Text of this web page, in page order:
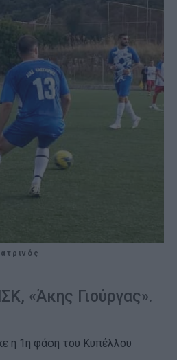
«Άκης Γιούργας».
η 1η φάση του Κυπέλλου